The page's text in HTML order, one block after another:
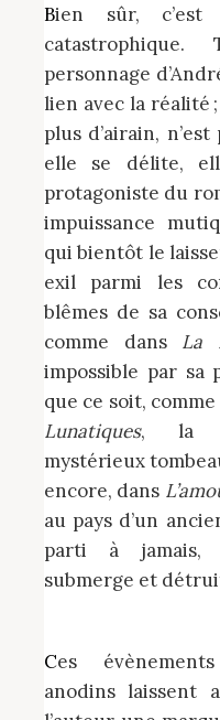
Bien sûr, c’est un enchantement
personnage
lien avec la réalité
plus d’airain,
elle se délite,
protagoniste du
impuissance
qui bientôt le
exil parmi les
blêmes de sa
comme dans La
impossible par sa
que ce soit,
Lunatiques, la
mystérieux
encore, dans
au pays d’un
parti à jamais,
submerge et
Ces évènements pour l’ensemble
anodins laissent